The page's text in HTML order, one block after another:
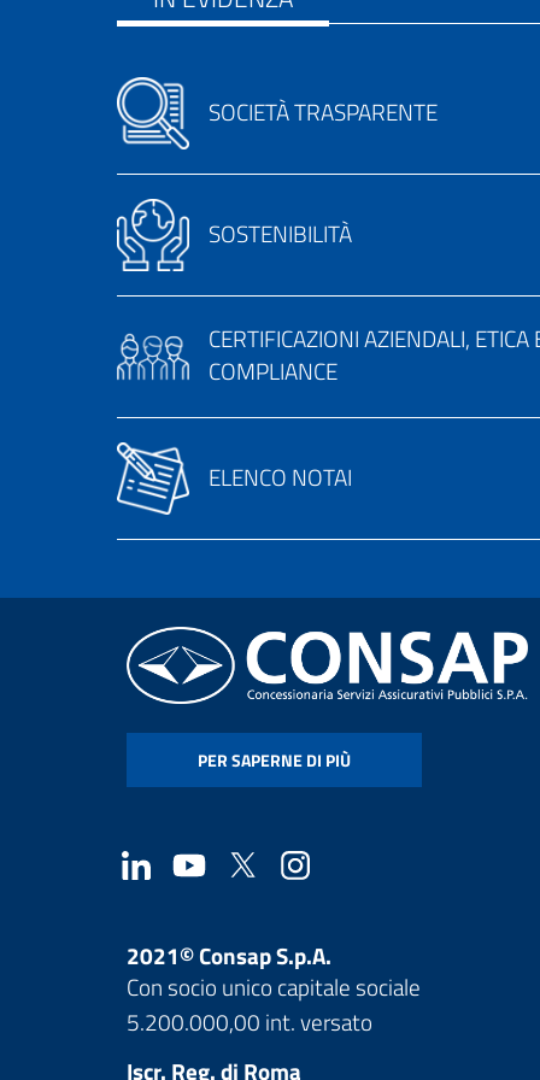
SOCIETÀ TRASPARENTE
SOSTENIBILITÀ
CERTIFICAZIONI AZIENDALI, ETICA
COMPLIANCE
ELENCO NOTAI
PER SAPERNE DI PIÙ
2021© Consap S.p.A.
Con socio unico capitale sociale
5.200.000,00 int. versato
Iscr. Reg. di Roma